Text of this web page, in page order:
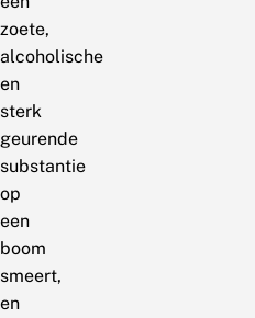
zoete,
alcoholische
en
sterk
geurende
substantie
op
een
boom
smeert,
en